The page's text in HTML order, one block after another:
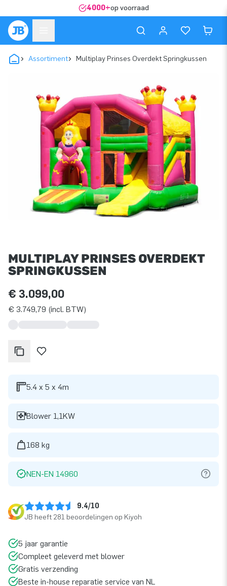
4000+op voorraad
Assortiment Multiplay Prinses Overdekt Springkussen
MULTIPLAY PRINSES OVERDEKT
SPRINGKUSSEN
€ 3.099,00
€ 3.749,79 (incl. BTW)
5.4 x 5 x 4m
Blower 1,1KW
168 kg
NEN-EN 14960
9.4/10
JB heeft 281 beoordelingen op Kiyoh
5 jaar garantie
Compleet geleverd met blower
Gratis verzending
Beste in-house reparatie service van NL